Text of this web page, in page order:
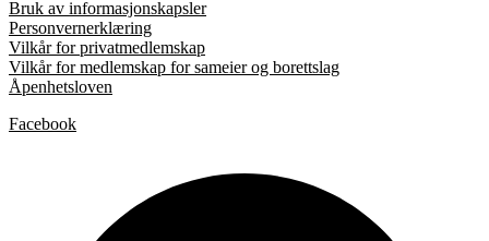
Bruk av informasjonskapsler
Personvernerklæring
Vilkår for privatmedlemskap
Vilkår for medlemskap for sameier og borettslag
Åpenhetsloven
Facebook